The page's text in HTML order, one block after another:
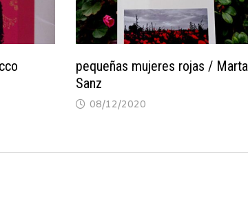
pequeñas mujeres rojas / Marta
Sanz
08/12/2020